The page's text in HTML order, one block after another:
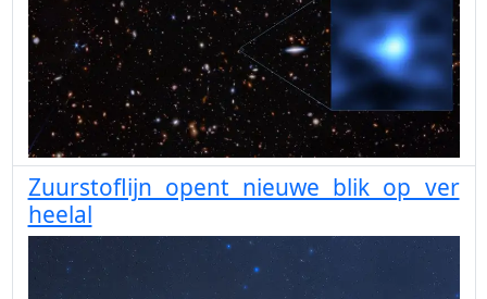
Zuurstoflijn opent nieuwe blik op ver
heelal